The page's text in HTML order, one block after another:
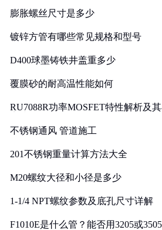
膨胀螺丝尺寸是多少
镀锌方管有哪些常见规格和型号
D400球墨铸铁井盖重多少
覆膜砂的耐高温性能如何
RU7088R功率MOSFET特性解析及
不锈钢通风 管道施工
201不锈钢重量计算方法大全
M20螺纹大径和小径是多少
1-1/4 NPT螺纹参数及底孔尺寸详解
F1010E是什么管？能否用3205或